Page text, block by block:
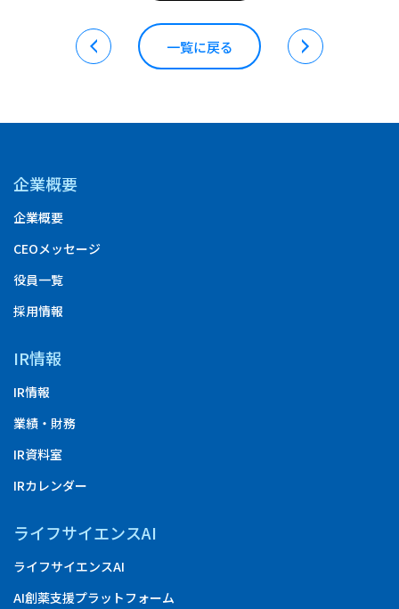
一覧に戻る
企業概要
企業概要
CEOメッセージ
役員一覧
採用情報
IR情報
IR情報
業績・財務
IR資料室
IRカレンダー
ライフサイエンスAI
ライフサイエンスAI
AI創薬支援プラットフォーム